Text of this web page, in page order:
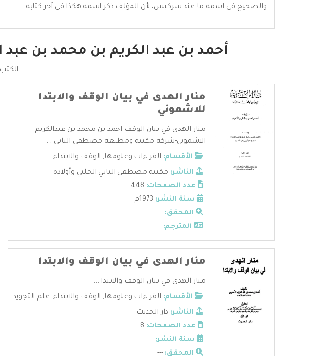
والصحيح في اسمه ما عند سركيس، لأن المؤلف ذكر اسمه هكذا في آخر كتابه
أحمد بن عبد الكريم بن محمد بن
الكتب 20
منار الهدى في بيان الوقف والابتدا
للاشموني
منار الهدى في بيان الوقف-احمد بن محمد بن عبدالكريم
الاشمونى-شركة مكتبة ومطبعة مصطفى البابى ...
الأقسام: القراءات وعلومها, الوقف والابتداء
الناشر: مكتبة مصطفى البابي الحلبي وأولاده
عدد الصفحات:
سنة النشر:
المحقق: ---
المترجم: ---
منار الهدى في بيان الوقف والابتدا
منار الهدى في بيان الوقف والابتدا ...
الأقسام: القراءات وعلومها, الوقف والابتداء, علم التجويد
الناشر: دار الحديث
عدد الصفحات:
سنة النشر: ---
المحقق: ---